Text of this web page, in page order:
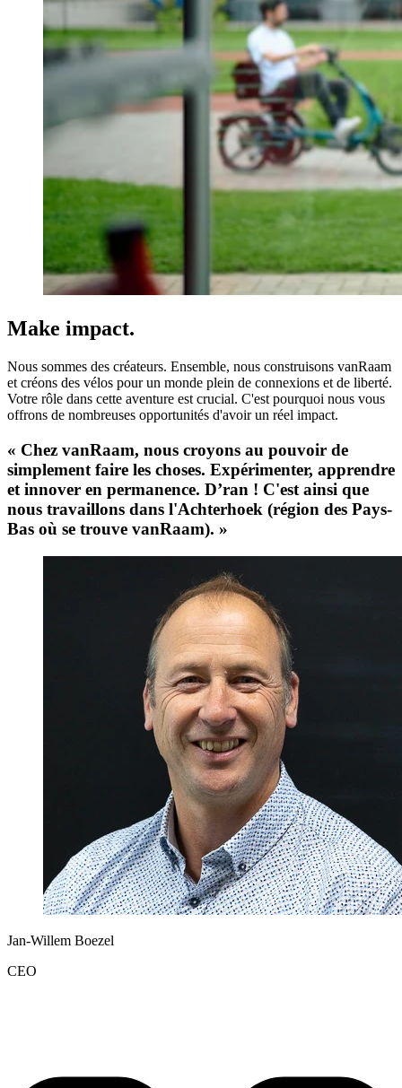
Make impact.
Nous sommes des créateurs. Ensemble, nous construisons vanRaam
et créons des vélos pour un monde plein de connexions et de liberté.
Votre rôle dans cette aventure est crucial. C'est pourquoi nous vous
offrons de nombreuses opportunités d'avoir un réel impact.
« Chez vanRaam, nous croyons au pouvoir de
simplement faire les choses. Expérimenter, apprendre
et innover en permanence. D’ran ! C'est ainsi que
nous travaillons dans l'Achterhoek (région des Pays-
Bas où se trouve vanRaam). »
Jan-Willem Boezel
CEO